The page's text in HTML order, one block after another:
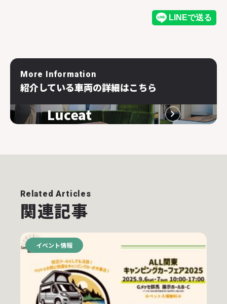
More Information
紹介している車両の詳細はこちら
Luceat
Related Articles
関連記事
イベント情報